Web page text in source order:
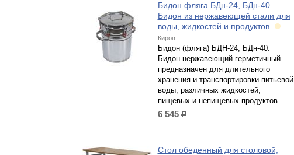
Бидон фляга БДн-24, БДн-40.
Бидон из нержавеющей стали для
воды, жидкостей и продуктов
Киров
Бидон (фляга) БДН-24, БДн-40.
Бидон нержавеющий герметичный
предназначен для длительного
хранения и транспортировки питьевой
воды, различных жидкостей,
пищевых и непищевых продуктов.
6 545 р.
Стол обеденный для столовой,